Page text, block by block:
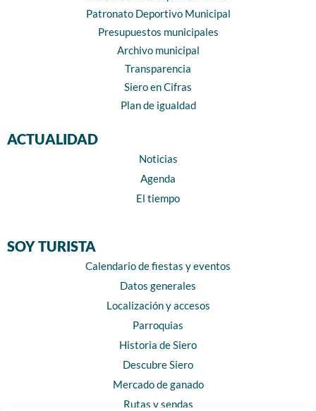
Patronato Deportivo Municipal
Presupuestos municipales
Archivo municipal
Transparencia
Siero en Cifras
Plan de igualdad
ACTUALIDAD
Noticias
Agenda
El tiempo
SOY TURISTA
Calendario de fiestas y eventos
Datos generales
Localización y accesos
Parroquias
Historia de Siero
Descubre Siero
Mercado de ganado
Rutas y sendas